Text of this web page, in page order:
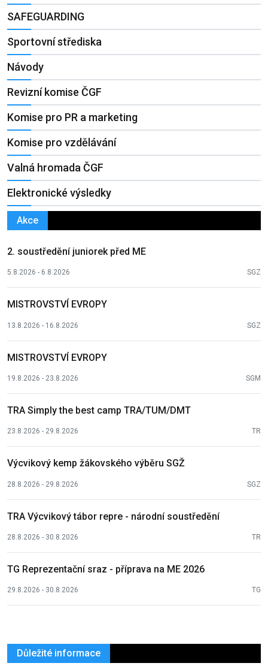
SAFEGUARDING
Sportovní střediska
Návody
Revizní komise ČGF
Komise pro PR a marketing
Komise pro vzdělávání
Valná hromada ČGF
Elektronické výsledky
Akce
2. soustředění juniorek před ME
5.8.2026 - 6.8.2026 SGZ
MISTROVSTVÍ EVROPY
13.8.2026 - 16.8.2026 SGZ
MISTROVSTVÍ EVROPY
19.8.2026 - 23.8.2026 SGM
TRA Simply the best camp TRA/TUM/DMT
23.8.2026 - 29.8.2026 TR
Výcvikový kemp žákovského výběru SGŽ
28.8.2026 - 29.8.2026 SGZ
TRA Výcvikový tábor repre - národní soustředění
28.8.2026 - 30.8.2026 TR
TG Reprezentační sraz - příprava na ME 2026
29.8.2026 - 30.8.2026 TG
Důležité informace